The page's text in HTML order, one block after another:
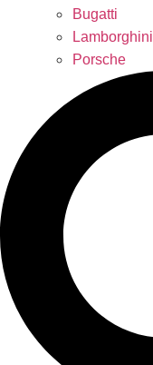
Bugatti
Lamborghini
Porsche